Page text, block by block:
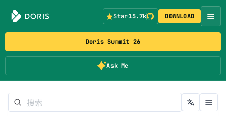
Doris Summit 26
Ask Me
Star15.7k DOWNLOAD